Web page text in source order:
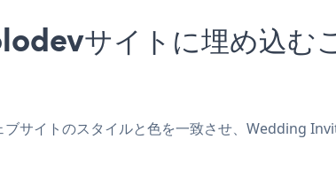
サイトに埋め込む
サイトのスタイルと色を一致させ、Wedding